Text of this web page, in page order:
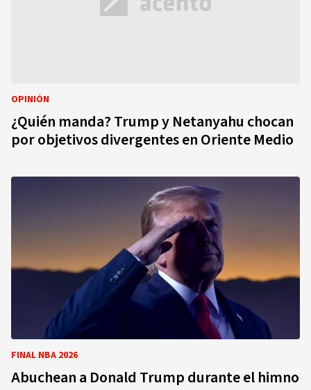
OPINIÓN
¿Quién manda? Trump y Netanyahu chocan
por objetivos divergentes en Oriente Medio
FINAL NBA 2026
Abuchean a Donald Trump durante el himno